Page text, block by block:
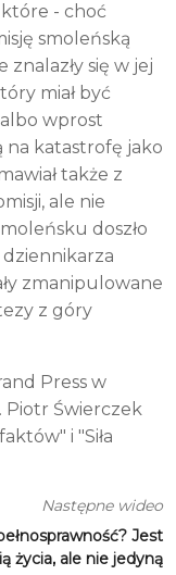
- choć
smoleńską
się w jej
miał być
wprost
na katastrofę jako
także z
ale nie
doszło
zmanipulowane
z góry
Press w
Piotr Świerczek
i "Siła
Następne wideo
Jest
życia, ale nie jedyną